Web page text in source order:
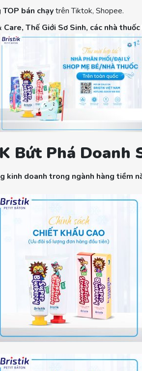
TOP bán chạytrên Tiktok, Shopee.
Thế Giới Sơ Sinh, các nhà
Bứt Phá Doanh
kinh doanh trong ngành hàng tiềm